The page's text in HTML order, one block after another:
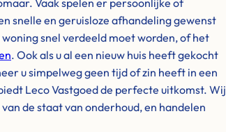
Vaak spelen er persoonlijke of
snelle en geruisloze afhandeling gewenst
snel verdeeld moet worden, of het
. Ook als u al een nieuw huis heeft gekocht
u simpelweg geen tijd of zin heeft in een
Leco Vastgoed de perfecte uitkomst. Wij
de staat van onderhoud, en handelen